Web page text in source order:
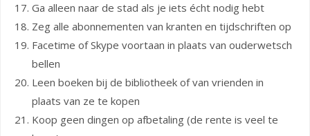
Ga alleen naar de stad als je iets écht nodig hebt
Zeg alle abonnementen van kranten en tijdschriften op
Facetime of Skype voortaan in plaats van ouderwetsch
bellen
Leen boeken bij de bibliotheek of van vrienden in
plaats van ze te kopen
Koop geen dingen op afbetaling (de rente is veel te